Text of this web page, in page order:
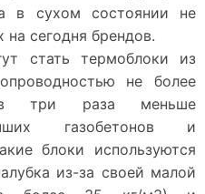
в сухом состоянии не
сегодня брендов.
стать термоблоки из
не более
три раза меньше
газобетонов и
блоки используются
из-за своей малой